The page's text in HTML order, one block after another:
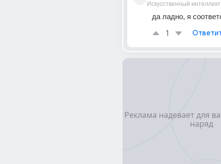
Искусственный интеллект
да ладно, я
1